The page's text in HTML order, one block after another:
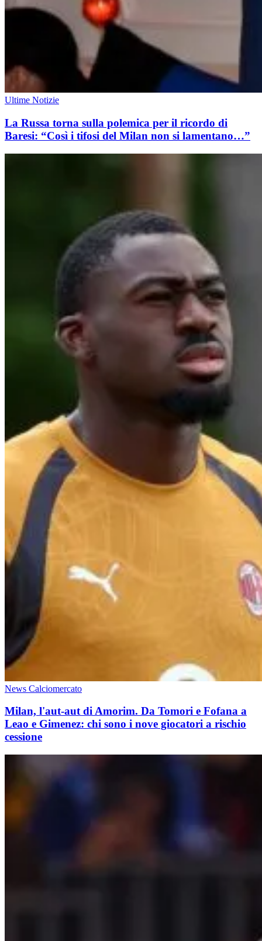
Ultime Notizie
La Russa torna sulla polemica per il ricordo di
Baresi: “Così i tifosi del Milan non si lamentano…”
News Calciomercato
Milan, l'aut-aut di Amorim. Da Tomori e Fofana a
Leao e Gimenez: chi sono i nove giocatori a rischio
cessione